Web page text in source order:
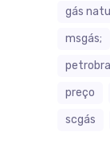
gás
msgás;
preço
scgás